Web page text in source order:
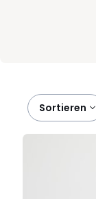
Sortieren